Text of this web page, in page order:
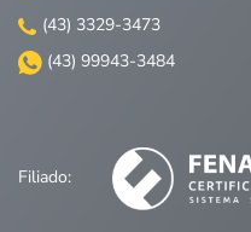
(43) 3329-3473
(43) 99943-3484
Filiado: